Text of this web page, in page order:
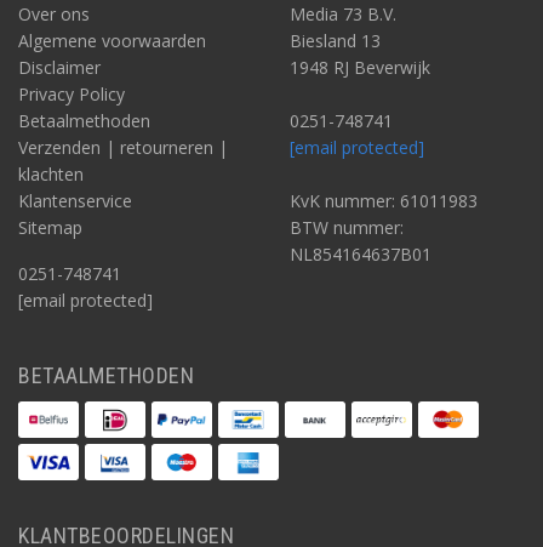
Over ons
Algemene voorwaarden
Disclaimer
Privacy Policy
Betaalmethoden
Verzenden | retourneren |
klachten
Klantenservice
Sitemap
0251-748741
[email protected]
Media 73 B.V.
Biesland 13
1948 RJ Beverwijk
0251-748741
[email protected]
KvK nummer: 61011983
BTW nummer:
NL854164637B01
BETAALMETHODEN
KLANTBEOORDELINGEN